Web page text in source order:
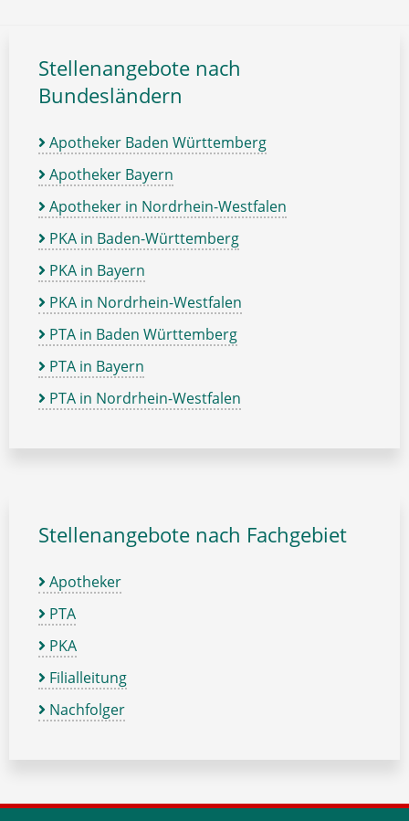
Stellenangebote nach
Bundesländern
Apotheker Baden Württemberg
Apotheker Bayern
Apotheker in Nordrhein-Westfalen
PKA in Baden-Württemberg
PKA in Bayern
PKA in Nordrhein-Westfalen
PTA in Baden Württemberg
PTA in Bayern
PTA in Nordrhein-Westfalen
Stellenangebote nach Fachgebiet
Apotheker
PTA
PKA
Filialleitung
Nachfolger